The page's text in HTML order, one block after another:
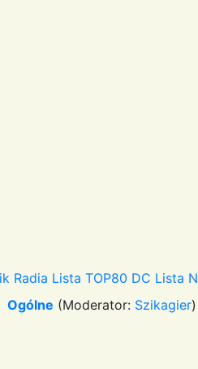
Radia Lista TOP80 DC Lista
Ogólne (Moderator: Szikagier